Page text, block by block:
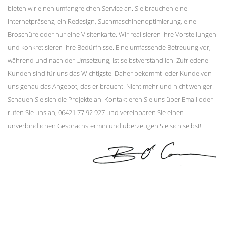
bieten wir einen umfangreichen Service an. Sie brauchen eine
Internetpräsenz, ein Redesign, Suchmaschinenoptimierung, eine
Broschüre oder nur eine Visitenkarte. Wir realisieren Ihre Vorstellungen
und konkretisieren Ihre Bedürfnisse. Eine umfassende Betreuung vor,
während und nach der Umsetzung, ist selbstverständlich. Zufriedene
Kunden sind für uns das Wichtigste. Daher bekommt jeder Kunde von
uns genau das Angebot, das er braucht. Nicht mehr und nicht weniger.
Schauen Sie sich die Projekte an. Kontaktieren Sie uns über Email oder
rufen Sie uns an, 06421 77 92 927 und vereinbaren Sie einen
unverbindlichen Gesprächstermin und überzeugen Sie sich selbst!.